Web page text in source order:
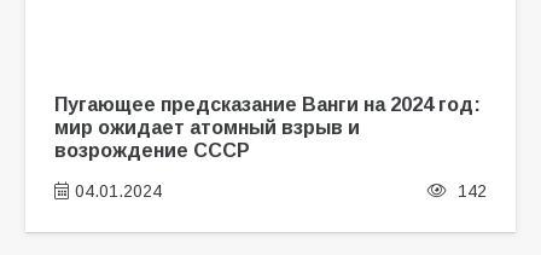
Пугающее предсказание Ванги на 2024 год:
мир ожидает атомный взрыв и
возрождение СССР
04.01.2024 142